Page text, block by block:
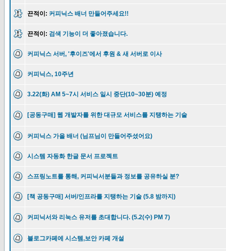
끈적이: 커피닉스 배너 만들어주세요!!
끈적이: 검색 기능이 더 좋아졌습니다.
커피닉스 서버, '후이즈'에서 후원 & 새 서버로 이사
커피닉스, 10주년
3.22(화) AM 5~7시 서비스 일시 중단(10~30분) 예정
[공동구매] 웹 개발자를 위한 대규모 서비스를 지탱하는 기술
커피닉스 가을 배너 (님프님이 만들어주셨어요)
시스템 자동화 한글 문서 프로젝트
스프링노트를 통해, 커피닉서분들과 정보를 공유하실 분?
[책 공동구매] 서버/인프라를 지탱하는 기술 (5.8 밤까지)
커피닉서와 리눅스 유저를 초대합니다. (5.2(수) PM 7)
블로그카페에 시스템,보안 카페 개설